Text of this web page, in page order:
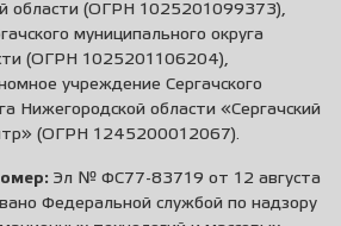
области (ОГРН 1025201099373),
муниципального округа
(ОГРН 1025201106204),
учреждение Сергачского
Нижегородской области «Сергачский
(ОГРН 1245200012067).
Эл № ФС77-83719 от 12 августа
Федеральной службой по надзору